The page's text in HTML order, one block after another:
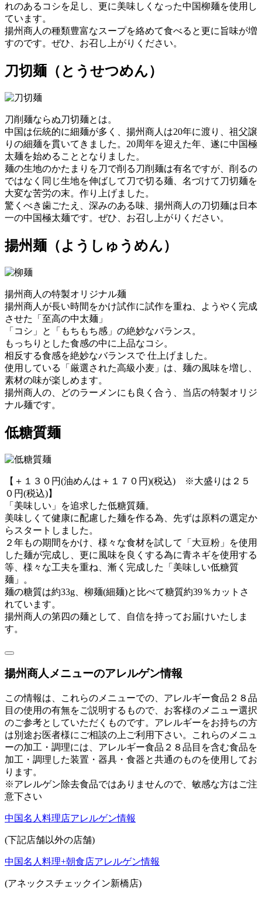
れのあるコシを足し、更に美味しくなった中国柳麺を使用し
ています。
揚州商人の種類豊富なスープを絡めて食べると更に旨味が増
すのです。ぜひ、お召し上がりください。
刀切麺 （とうせつめん）
刀削麺ならぬ刀切麺とは。
中国は伝統的に細麺が多く、揚州商人は20年に渡り、祖父譲
りの細麺を貫いてきました。20周年を迎えた年、遂に中国極
太麺を始めることとなりました。
麺の生地のかたまりを刀で削る刀削麺は有名ですが、削るの
ではなく同じ生地を伸ばして刀で切る麺、名づけて刀切麺を
大変な苦労の末。作り上げました。
驚くべき歯ごたえ、深みのある味、揚州商人の刀切麺は日本
一の中国極太麺です。ぜひ、お召し上がりください。
揚州麺 （ようしゅうめん）
揚州商人の特製オリジナル麺
揚州商人が長い時間をかけ試作に試作を重ね、ようやく完成
させた「至高の中太麺」
「コシ」と「もちもち感」の絶妙なバランス。
もっちりとした食感の中に上品なコシ。
相反する食感を絶妙なバランスで 仕上げました。
使用している「厳選された高級小麦」は、麺の風味を増し、
素材の味が楽しめます。
揚州商人の、どのラーメンにも良く合う、当店の特製オリジ
ナル麺です。
低糖質麺
【＋１３０円(油めんは＋１７０円)(税込) ※大盛りは２５
０円(税込)】
「美味しい」を追求した低糖質麺。
美味しくて健康に配慮した麺を作る為、先ずは原料の選定か
らスタートしました。
２年もの期間をかけ、様々な食材を試して「大豆粉」を使用
した麺が完成し、更に風味を良くする為に青ネギを使用する
等、様々な工夫を重ね、漸く完成した「美味しい低糖質
麺」。
麺の糖質は約33g、柳麺(細麺)と比べて糖質約39％カットさ
れています。
揚州商人の第四の麺として、自信を持ってお届けいたしま
す。
揚州商人メニューのアレルゲン情報
この情報は、これらのメニューでの、アレルギー食品２８品
目の使用の有無をご説明するもので、お客様のメニュー選択
のご参考としていただくものです。アレルギーをお持ちの方
は別途お医者様にご相談の上ご利用下さい。これらのメニュ
ーの加工・調理には、アレルギー食品２８品目を含む食品を
加工・調理した装置・器具・食器と共通のものを使用してお
ります。
※アレルゲン除去食品ではありませんので、敏感な方はご注
意下さい
中国名人料理店アレルゲン情報
(下記店舗以外の店舗)
中国名人料理+朝食店アレルゲン情報
(アネックスチェックイン新橋店)